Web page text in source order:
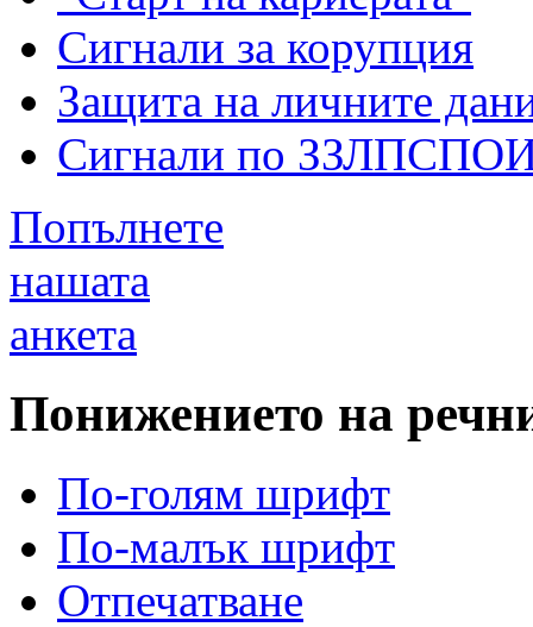
Сигнали за корупция
Защита на личните
Сигнали по
Попълнете
нашата
анкета
Понижението на
По-голям шрифт
По-малък шрифт
Отпечатване